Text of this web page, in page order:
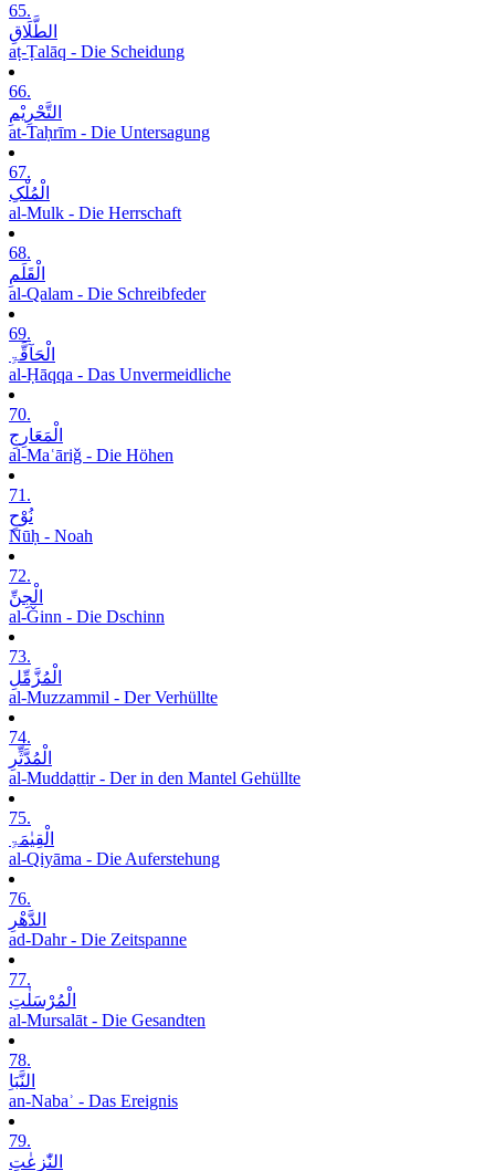
65.
الطَّلَاقِ
aṭ-Ṭalāq - Die Scheidung
66.
التَّحْرِیْمِ
at-Taḥrīm - Die Untersagung
67.
الْمُلْکِ
al-Mulk - Die Herrschaft
68.
الْقَلَمِ
al-Qalam - Die Schreibfeder
69.
الْحَآقَّۃِ
al-Ḥāqqa - Das Unvermeidliche
70.
الْمَعَارِجِ
al-Maʿāriǧ - Die Höhen
71.
نُوْحٍ
Nūḥ - Noah
72.
الْجِنِّ
al-Ǧinn - Die Dschinn
73.
الْمُزَّمِّلِ
al-Muzzammil - Der Verhüllte
74.
الْمُدَّثِّرِ
al-Muddaṯṯir - Der in den Mantel Gehüllte
75.
الْقِیٰمَۃِ
al-Qiyāma - Die Auferstehung
76.
الدَّھْرِ
ad-Dahr - Die Zeitspanne
77.
الْمُرْسَلٰتِ
al-Mursalāt - Die Gesandten
78.
النَّبَاِ
an-Nabaʾ - Das Ereignis
79.
النّٰزِعٰتِ